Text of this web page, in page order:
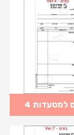
למסעדות 4